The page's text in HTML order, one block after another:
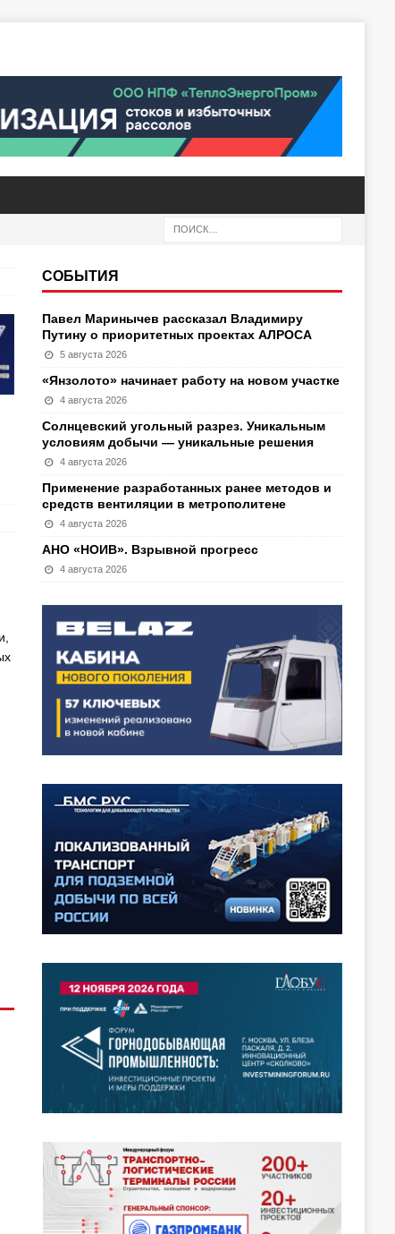
СОБЫТИЯ
Павел Маринычев рассказал Владимиру
Путину о приоритетных проектах АЛРОСА
5 августа 2026
«Янзолото» начинает работу на новом участке
4 августа 2026
Солнцевский угольный разрез. Уникальным
условиям добычи — уникальные решения
4 августа 2026
Применение разработанных ранее методов и
средств вентиляции в метрополитене
4 августа 2026
АНО «НОИВ». Взрывной прогресс
4 августа 2026